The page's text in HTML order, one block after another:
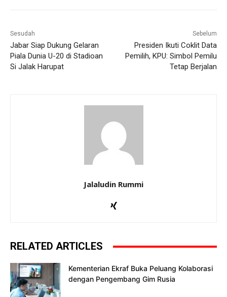
Sesudah
Jabar Siap Dukung Gelaran
Piala Dunia U-20 di Stadioan
Si Jalak Harupat
Sebelum
Presiden Ikuti Coklit Data
Pemilih, KPU: Simbol Pemilu
Tetap Berjalan
Jalaludin Rummi
RELATED ARTICLES
Kementerian Ekraf Buka Peluang Kolaborasi
dengan Pengembang Gim Rusia